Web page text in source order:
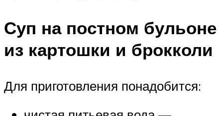
Суп на постном бульоне
из картошки и брокколи
Для приготовления понадобится: